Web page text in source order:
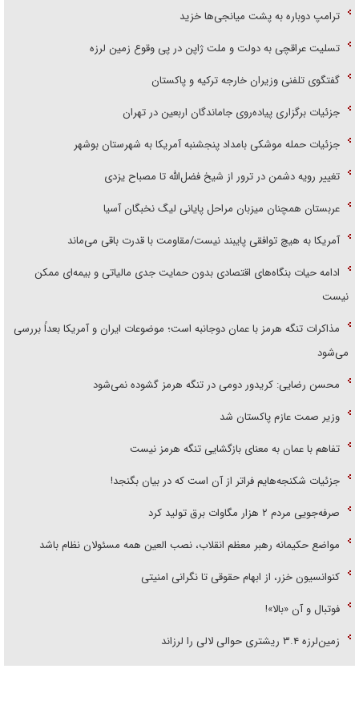
ترامپ دوباره به پشت میانجی‌ها خزید
تسلیت عراقچی به دولت و ملت ژاپن در پی وقوع زمین لرزه
گفتگوی تلفنی وزیران خارجه ترکیه و پاکستان
جزئیات برگزاری پیاده‌روی جاماندگان اربعین در تهران
جزئیات حمله موشکی بامداد پنجشنبه آمریکا به شهرستان بوشهر
تغییر رویه دشمن در ترور از شیخ فضل‌الله تا مصباح یزدی
عربستان همچنان میزبان مراحل پایانی لیگ نخبگان آسیا
آمریکا به هیچ توافقی پایبند نیست/مقاومت با قدرت باقی می‌ماند
ادامه حیات بنگاه‌های اقتصادی بدون حمایت جدی مالیاتی و بیمه‌ای ممکن
نیست
مذاکرات تنگه هرمز با عمان دوجانبه است؛ موضوعات ایران و آمریکا بعداً بررسی
می‌شود
محسن رضایی: کریدور دومی در تنگه هرمز گشوده نمی‌شود
وزیر صمت عازم پاکستان شد
تفاهم با عمان به معنای بازگشایی تنگه هرمز نیست
جزئیات شکنجه‌هایم فراتر از آن است که در بیان بگنجد!
صرفه‌جویی مردم ۲ هزار مگاوات برق تولید کرد
مواضع حکیمانه رهبر معظم انقلاب، نصب العین همه مسئولان نظام باشد
کنوانسیون خزر، از ابهام حقوقی تا نگرانی امنیتی
فوتبال و آن «بالا»!
زمین‌لرزه ۳.۴ ریشتری حوالی لالی را لرزاند